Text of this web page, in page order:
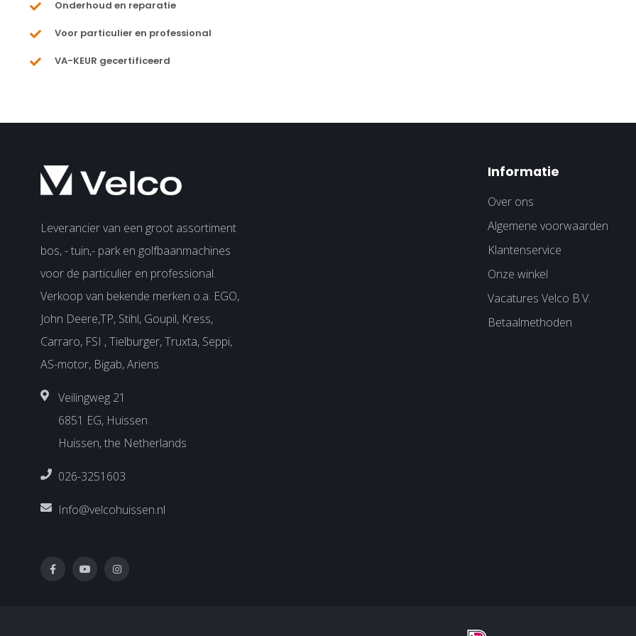
Onderhoud en reparatie
Voor particulier en professional
VA-KEUR gecertificeerd
Leverancier van een groot assortiment
bos, - tuin,- park en golfbaanmachines
voor de particulier en professional.
Verkoop van bekende merken o.a. EGO,
John Deere,TP, Stihl, Goupil, Kress,
Carraro, FSI , Tielburger, Truxta, Seppi,
AS-motor, Bigab, Ariens.
Veilingweg 21
6851 EG, Huissen
Huissen, the Netherlands
026-3251603
Info@velcohuissen.nl
Informatie
Over ons
Algemene voorwaarden
Klantenservice
Onze winkel
Vacatures Velco B.V.
Betaalmethoden